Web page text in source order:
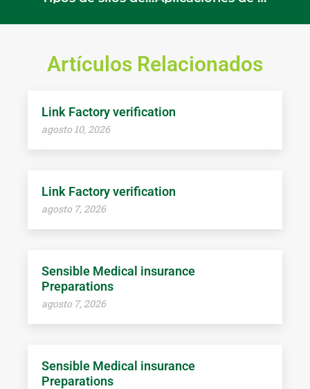
Artículos Relacionados
Link Factory verification
agosto 10, 2026
Link Factory verification
agosto 7, 2026
Sensible Medical insurance
Preparations
agosto 7, 2026
Sensible Medical insurance
Preparations